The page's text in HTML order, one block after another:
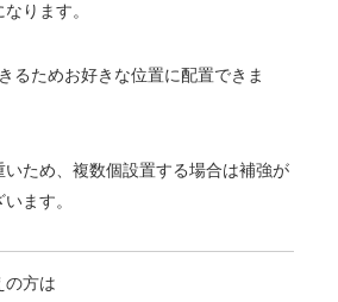
ります。
るためお好きな位置に配置できま
ため、複数個設置する場合は補強が
ます。
の方は